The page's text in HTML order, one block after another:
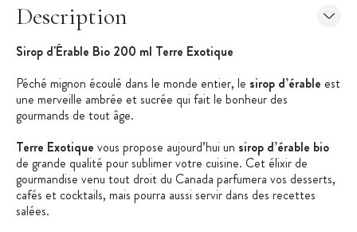
Description
Sirop d'Érable Bio 200 ml Terre Exotique
Péché mignon écoulé dans le monde entier, le sirop d’érable est
une merveille ambrée et sucrée qui fait le bonheur des
gourmands de tout âge.
Terre Exotique vous propose aujourd’hui un sirop d’érable bio
de grande qualité pour sublimer votre cuisine. Cet élixir de
gourmandise venu tout droit du Canada parfumera vos desserts,
cafés et cocktails, mais pourra aussi servir dans des recettes
salées.